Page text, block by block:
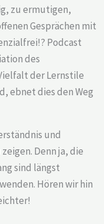
zu ermutigen,
Gesprächen mit
Podcast
des
der Lernstile
ebnet dies den Weg
und
Denn ja, die
sind längst
Hören wir hin